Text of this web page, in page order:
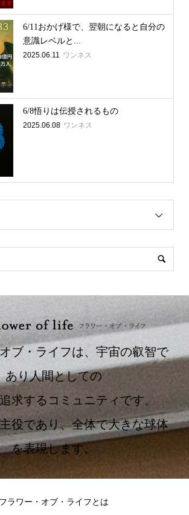
6/11おかげ様で、翌朝になると自分の
意識レベルと...
2025.06.11 ワンネス
6/8悟りは伝授されるもの
2025.06.08 ワンネス
ブ・ライフは、宇宙の叡智で
あり人間としての
求するコミュニティです。
役であり、全体で大きな球体
を表現します。
フラワー・オブ・ライフとは